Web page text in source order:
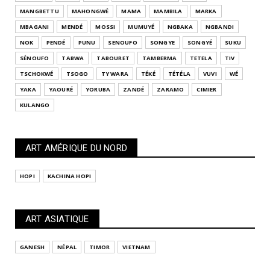
MANGBETTU
MAHONGWÉ MAMA MAMBILA
MARKA
MBAGANI
MENDÉ MOSSI MUMUYÉ NGBAKA
NGBANDI
NOK
PENDÉ PUNU SENOUFO SONGYE SONGYÉ
SUKU
SÉNOUFO
TABWA TABOURET TAMBERMA TETELA
TIV
TSCHOKWÉ
TSOGO TY WARA TÉKÉ TÉTÉLA VUVI
WÉ
YAKA
YAOURÉ YORUBA ZANDÉ ZARAMO
CIMIER
KULANGO
ART AMÉRIQUE DU NORD
HOPI KACHINA HOPI
ART ASIATIQUE
GANESH NÉPAL TIMOR VIETNAM